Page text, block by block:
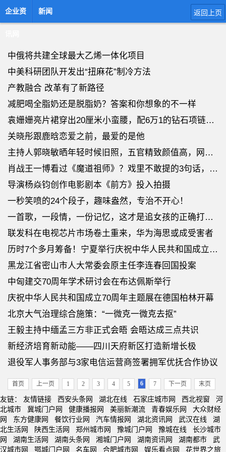
企业资 新闻 返回上页
中俄将共建全球最大乙烯一体化项目
中美科研团队开发出“扭麻花”制冷方法
产教融合 改革有了新路径
减肥喝全脂奶还是脱脂奶？答案和你想象的不一样
袁姗姗亮片裙穿出20厘米小蛮腰，配6万1的钻石项链，高贵极了
关晓彤跟鹿晗恋爱之前，最爱的是他
主持人郭晓敏晒年轻时候旧照，五官精致颜值高，网友：撞脸关晓彤
肖战王一博看过《魔道祖师》？戏里不敢提的3句话，剧外张口就来
导演杨焱钧创作电影剧本《前方》投入拍摄
一秒笑喷的24个段子，趣味盎然，专治不开心！
一首歌，一段情，一份记忆，这才是追女孩的正确打开方式
联发科在电视芯片市场卷土重来，华为海思或成受害者
历时7个多月筹备！宁夏举行庆祝中华人民共和国成立70周年文艺晚会
黑龙江省密山市人大常委会原主任李连春回国投案
中匈建交70周年学术研讨会在布达佩斯举行
庆祝中华人民共和国成立70周年主题展在德国柏林开幕
北京大气治理综合施策：“一微克一微克去抠”
王毅主持中缅孟三方非正式会晤 会晤达成三点共识
新经济培育新动能——四川天府新区打造新增长极
退役军人事务部与3家电信运营商签署拥军优抚合作协议
首页 上一页 1 2 3 4 5 6 7 下一页 末页
友链： 友情链接 西安头条网 湖北在线 石家庄城市网 西北视窗
河
北城市
冀城门户网 健康播报网 美丽新潮流 青春娱乐网
大众财经
网
东方健康网 餐饮行业网 汽车情报网 湖北资讯网 武汉在线
湖
北生活网
陕西生活网 郑州城市网 豫城门户网 豫城在线
长沙城市
网
湖南生活网 湖南头条网 湘城门户网 湖南资讯网 湖南都市
武
汉城市网
鄂城门户网 名车网 合肥城市网 娱乐看点网 花世界之旅